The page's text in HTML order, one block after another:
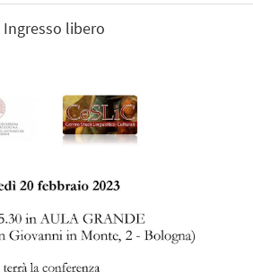
Ingresso libero